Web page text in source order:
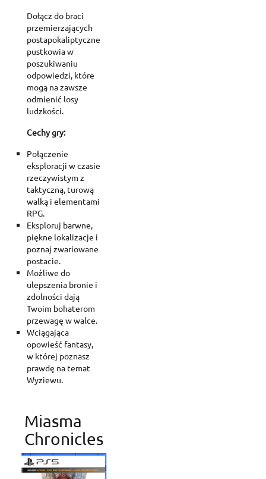
Dołącz do braci
przemierzających
postapokaliptyczne
pustkowia w
poszukiwaniu
odpowiedzi, które
mogą na zawsze
odmienić losy
ludzkości.
Cechy gry:
Połączenie
eksploracji w czasie
rzeczywistym z
taktyczną, turową
walką i elementami
RPG.
Eksploruj barwne,
piękne lokalizacje i
poznaj zwariowane
postacie.
Możliwe do
ulepszenia bronie i
zdolności dają
Twoim bohaterom
przewagę w walce.
Wciągająca
opowieść fantasy,
w której poznasz
prawdę na temat
Wyziewu.
Miasma
Chronicles